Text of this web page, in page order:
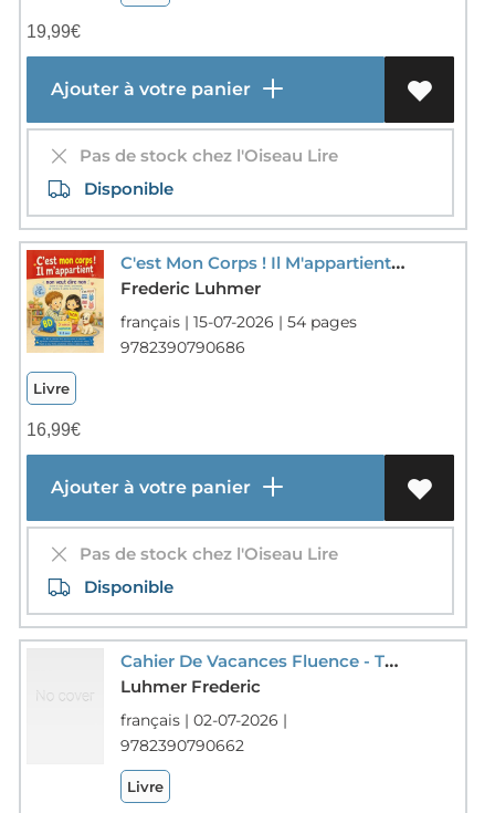
19,99€
Ajouter à votre panier
Pas de stock chez l'Oiseau Lire
Disponible
C'est Mon Corps ! Il M'appartient : Une Bd De Prevention Douce Pour Apprendre A Dire Non (2e Edition)
Frederic Luhmer
français | 15-07-2026 | 54 pages
9782390790686
Livre
16,99€
Ajouter à votre panier
Pas de stock chez l'Oiseau Lire
Disponible
Cahier De Vacances Fluence - T01 - 20 Tests De Fluence Cahier De Vacances 20 Lectures Syllabiques Cp
Luhmer Frederic
français | 02-07-2026 |
9782390790662
Livre